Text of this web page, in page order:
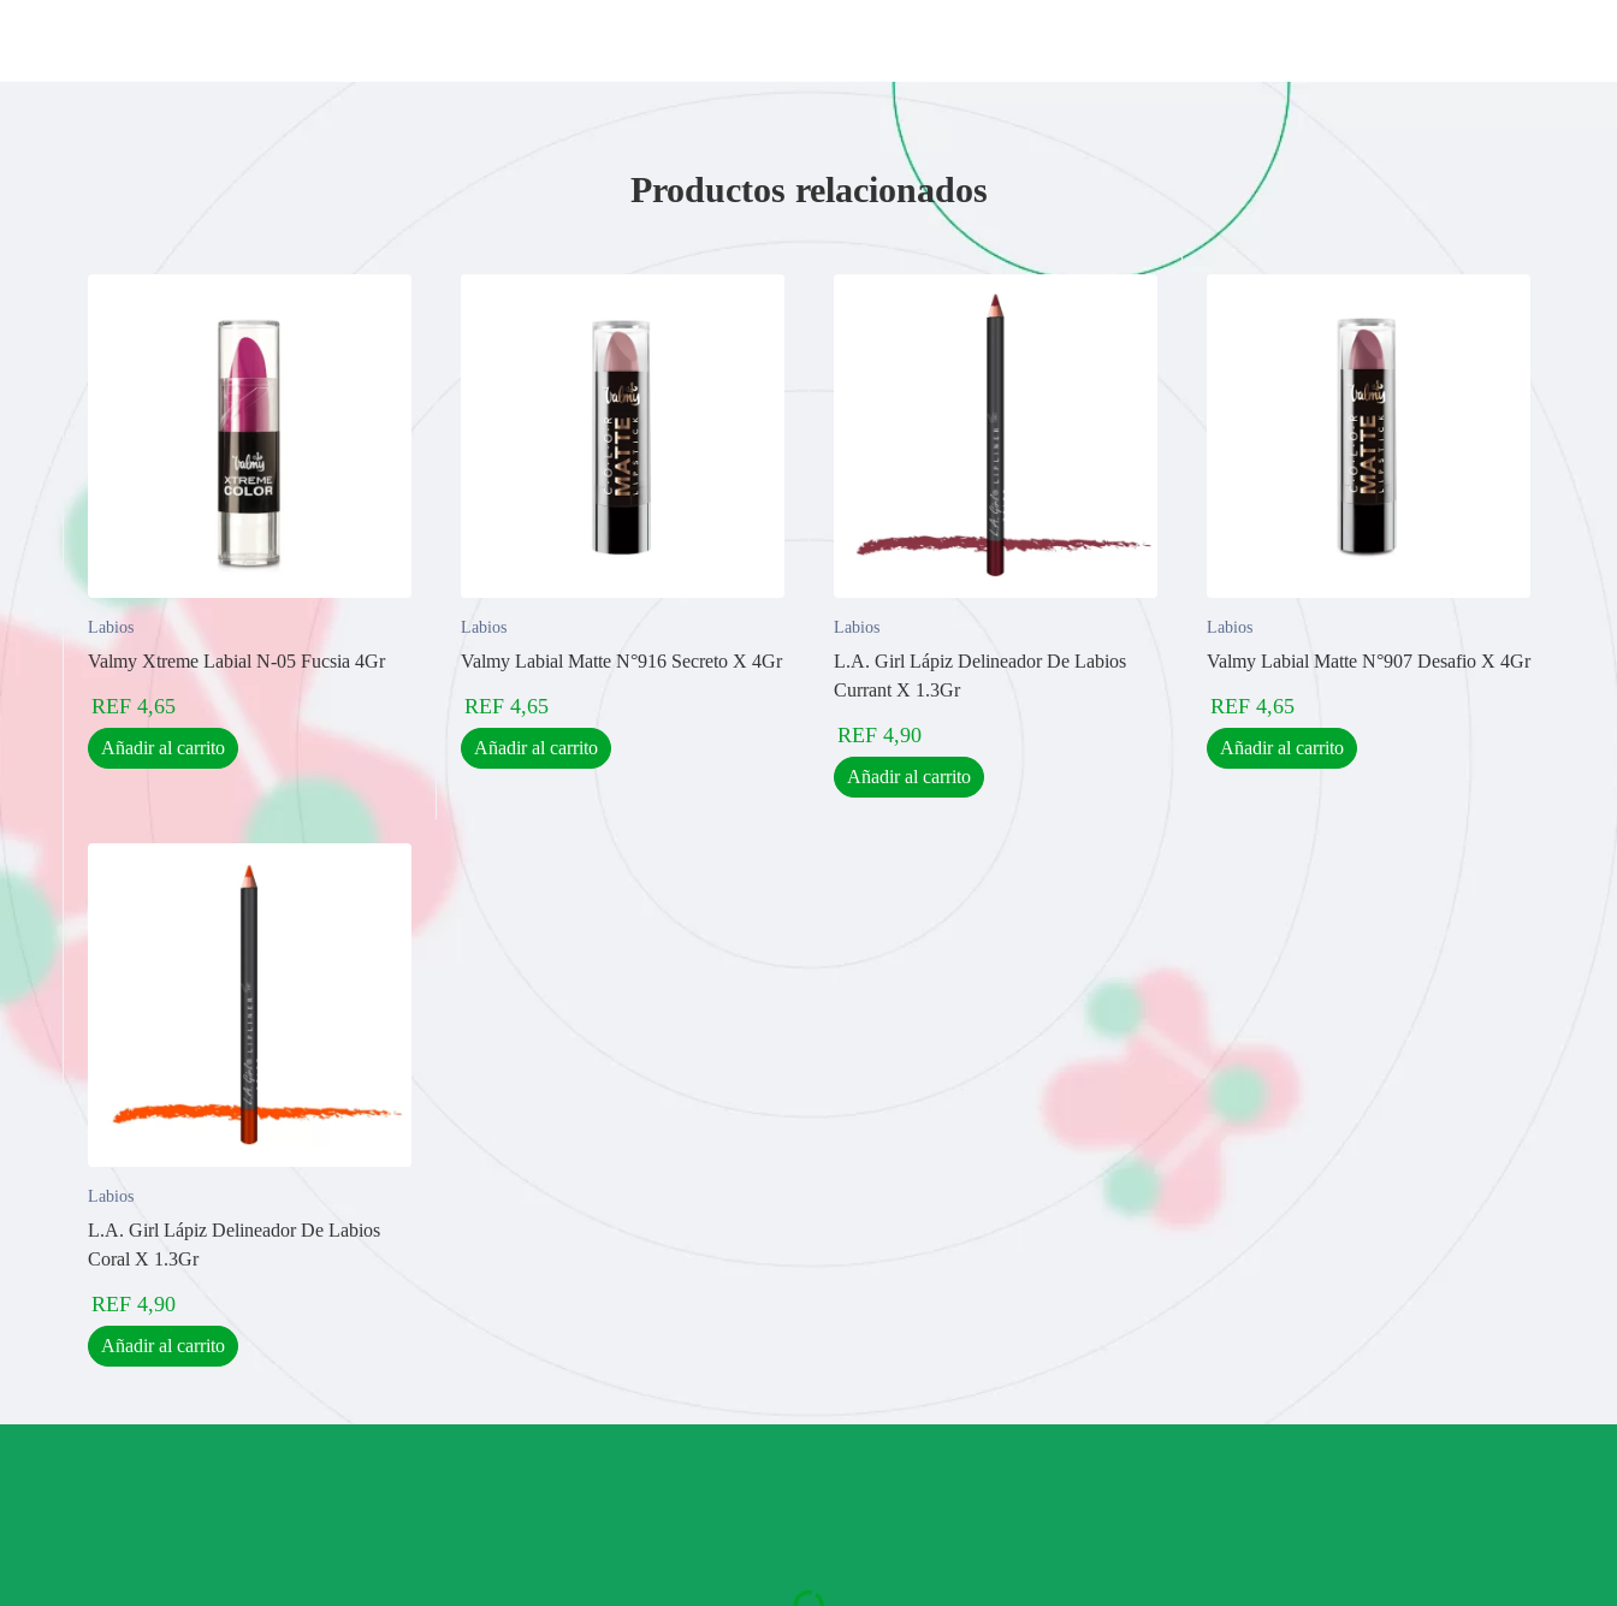
Productos relacionados
Labios
Valmy Xtreme Labial N-05 Fucsia 4Gr
REF 4,65
Añadir al carrito
Labios
Valmy Labial Matte N°916 Secreto X 4Gr
REF 4,65
Añadir al carrito
Labios
L.A. Girl Lápiz Delineador De Labios
Currant X 1.3Gr
REF 4,90
Añadir al carrito
Labios
Valmy Labial Matte N°907 Desafio X 4Gr
REF 4,65
Añadir al carrito
Labios
L.A. Girl Lápiz Delineador De Labios
Coral X 1.3Gr
REF 4,90
Añadir al carrito